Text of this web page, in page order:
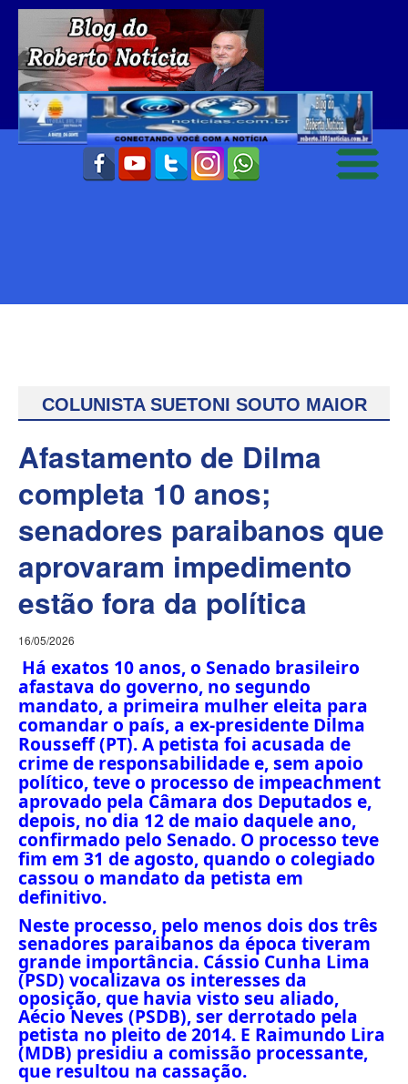
COLUNISTA SUETONI SOUTO MAIOR
Afastamento de Dilma
completa 10 anos;
senadores paraibanos que
aprovaram impedimento
estão fora da política
16/05/2026
Há exatos 10 anos, o Senado brasileiro
afastava do governo, no segundo
mandato, a primeira mulher eleita para
comandar o país, a ex-presidente Dilma
Rousseff (PT). A petista foi acusada de
crime de responsabilidade e, sem apoio
político, teve o processo de impeachment
aprovado pela Câmara dos Deputados e,
depois, no dia 12 de maio daquele ano,
confirmado pelo Senado. O processo teve
fim em 31 de agosto, quando o colegiado
cassou o mandato da petista em
definitivo.
Neste processo, pelo menos dois dos três
senadores paraibanos da época tiveram
grande importância. Cássio Cunha Lima
(PSD) vocalizava os interesses da
oposição, que havia visto seu aliado,
Aécio Neves (PSDB), ser derrotado pela
petista no pleito de 2014. E Raimundo Lira
(MDB) presidiu a comissão processante,
que resultou na cassação.